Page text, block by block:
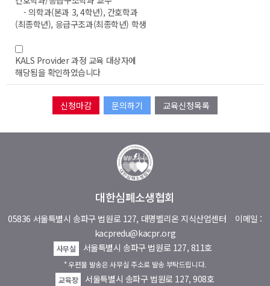
- 의학과(본과 3, 4학년), 간호학과
(최종학년), 응급구조과(최종학년) 학생
KALS Provider 과정 교육 대상자에
해당됨을 확인하였습니다
문의하기 교육신청목록
대한심폐소생협회
05836 서울특별시 송파구 법원로 127, 대명벨리온 지식산업센터 이메일 :
kacpredu@kacpr.org
사무실 서울특별시 송파구 법원로 127, 811호
* 우편물 발송은 사무실 주소로 발송 부탁드립니다.
교육장
서울특별시 송파구 법원로 127, 908호